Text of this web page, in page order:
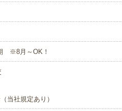
※8月～OK！
当社規定あり）